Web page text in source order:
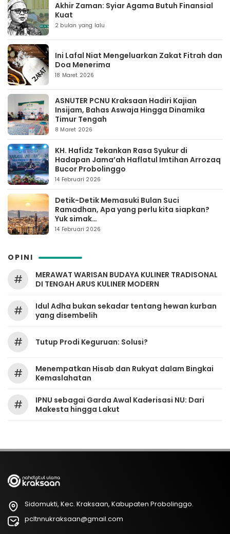
Akhir Zaman: Syiar Agama Butuh Finansial
Kuat
2 bulan yang lalu
Ini Lafal Niat Mengeluarkan Zakat Fitrah dan
Doa Menerima
18 Maret 2026
ASNUTER PCNU Kraksaan Hadiri Kajian
Insijam, Bahas Aswaja Hingga Dinamika
Timur Tengah
8 Maret 2026
KH. Hafidz Tekankan Rasa Syukur di
Hadapan Jama’ah Haflatul Imtihan Arrozaq
Bucor Probolinggo
14 Februari 2026
Detik-Detik Memasuki Bulan Suci
Ramadhan, Apa yang perlu kita siapkan?
Yuk simak…
14 Februari 2026
OPINI
#
MERAWAT WARISAN BUDAYA KULINER TRADISONAL
DI TENGAH ARUS KULINER MODERN
#
Idul Adha bukan sekadar tentang hewan kurban
yang disembelih
# Tutup Prodi Keguruan: Solusi?
#
Menempatkan Hisab dan Rukyat dalam Bingkai
Kemaslahatan
#
IPNU sebagai Garda Awal Kaderisasi NU: Dari
Makesta hingga Lakut
Sidomukti, Kec. Kraksaan, Kabupaten Probolinggo.
pcltnnukraksaan@gmail.com